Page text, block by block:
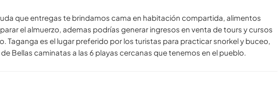
que entregas te brindamos cama en habitación compartida, alimentos
el almuerzo, ademas podrías generar ingresos en venta de tours y cursos
Taganga es el lugar preferido por los turistas para practicar snorkel y buceo,
Bellas caminatas a las 6 playas cercanas que tenemos en el pueblo.